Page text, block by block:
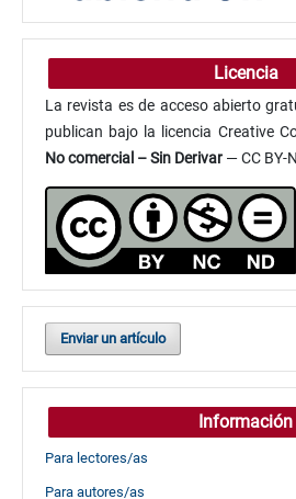
Licencia
La revista es de acceso abierto
publican bajo la licencia Creative
No comercial – Sin Derivar — CC BY-
Enviar un artículo
Información
Para lectores/as
Para autores/as